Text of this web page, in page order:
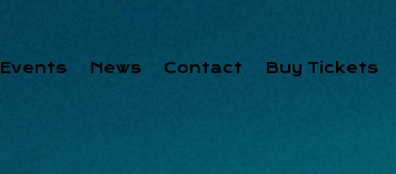
Events News Contact Buy Tickets